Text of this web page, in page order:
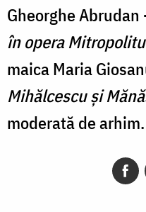
Gheorghe Abrudan
în opera
maica Maria
Mihălcescu și
moderată de